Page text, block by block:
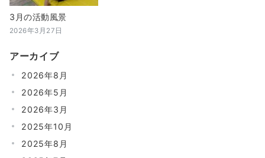
3月の活動風景
2026年3月27日
アーカイブ
2026年8月
2026年5月
2026年3月
2025年10月
2025年8月